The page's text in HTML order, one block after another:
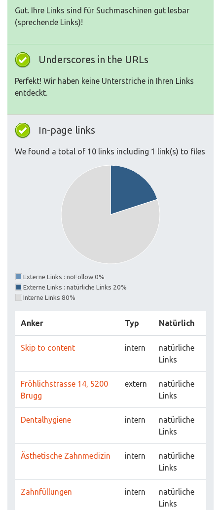
Gut. Ihre Links sind für Suchmaschinen gut lesbar
(sprechende Links)!
Underscores in the URLs
Perfekt! Wir haben keine Unterstriche in Ihren Links
entdeckt.
In-page links
We found a total of 10 links including 1 link(s) to files
Externe Links : noFollow 0%
Externe Links : natürliche Links 20%
Interne Links 80%
Anker Typ Natürlich
Skip to content intern
natürliche
Links
Fröhlichstrasse 14, 5200
Brugg
extern
natürliche
Links
Dentalhygiene intern
natürliche
Links
Ästhetische Zahnmedizin intern
natürliche
Links
Zahnfüllungen intern
natürliche
Links